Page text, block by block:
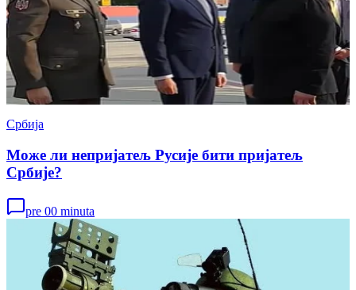
Србија
Може ли непријатељ Русије бити пријатељ
Србије?
pre 00 minuta